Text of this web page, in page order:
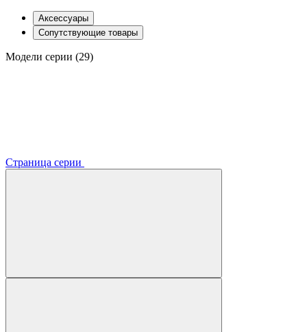
Аксессуары
Сопутствующие товары
Модели серии (29)
Страница серии